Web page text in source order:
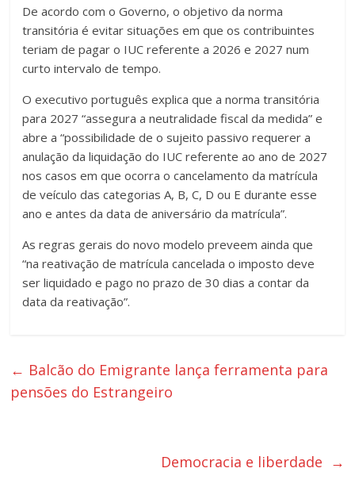
De acordo com o Governo, o objetivo da norma
transitória é evitar situações em que os contribuintes
teriam de pagar o IUC referente a 2026 e 2027 num
curto intervalo de tempo.
O executivo português explica que a norma transitória
para 2027 “assegura a neutralidade fiscal da medida” e
abre a “possibilidade de o sujeito passivo requerer a
anulação da liquidação do IUC referente ao ano de 2027
nos casos em que ocorra o cancelamento da matrícula
de veículo das categorias A, B, C, D ou E durante esse
ano e antes da data de aniversário da matrícula”.
As regras gerais do novo modelo preveem ainda que
“na reativação de matrícula cancelada o imposto deve
ser liquidado e pago no prazo de 30 dias a contar da
data da reativação”.
← Balcão do Emigrante lança ferramenta para
pensões do Estrangeiro
Democracia e liberdade →